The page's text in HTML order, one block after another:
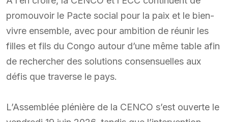
promouvoir le Pacte social pour la paix et le bien-
vivre ensemble, avec pour ambition de réunir les
filles et fils du Congo autour d’une même table afin
de rechercher des solutions consensuelles aux
défis que traverse le pays.
L’Assemblée plénière de la CENCO s’est ouverte le